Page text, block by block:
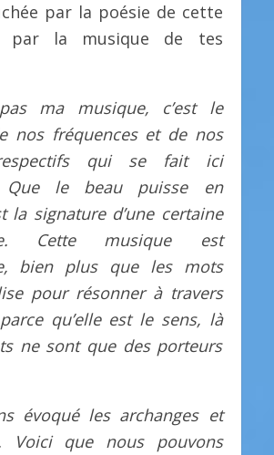
par la poésie de cette
par la musique de tes
ma musique, c’est le
nos fréquences et de nos
qui se fait ici
Que le beau puisse en
la signature d’une certaine
Cette musique est
bien plus que les mots
pour résonner à travers
qu’elle est le sens, là
ne sont que des porteurs
évoqué les archanges et
Voici que nous pouvons